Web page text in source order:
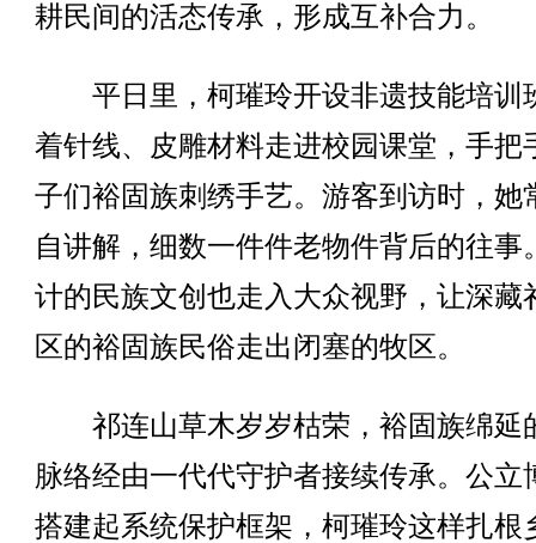
耕民间的活态传承，形成互补合力。
平日里，柯璀玲开设非遗技能培训
着针线、皮雕材料走进校园课堂，手把
子们裕固族刺绣手艺。游客到访时，她
自讲解，细数一件件老物件背后的往事
计的民族文创也走入大众视野，让深藏
区的裕固族民俗走出闭塞的牧区。
祁连山草木岁岁枯荣，裕固族绵延
脉络经由一代代守护者接续传承。公立
搭建起系统保护框架，柯璀玲这样扎根